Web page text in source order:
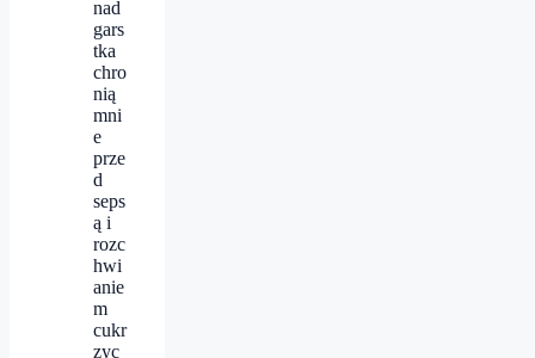
nad
gars
tka
chro
nią
mni
e
prze
d
seps
ą i
rozc
hwi
anie
m
cukr
zyc